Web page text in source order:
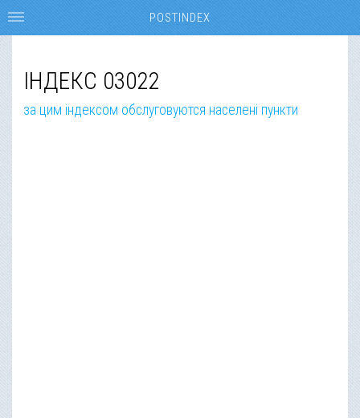
ІНДЕКС 03022
за цим індексом обслуговуются населені пункти
POSTINDEX